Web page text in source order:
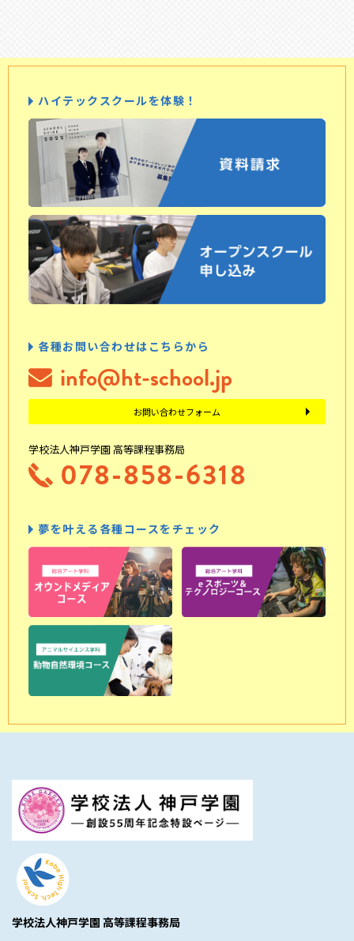
ハイテックスクールを体験！
各種お問い合わせはこちらから
info@ht-school.jp
お問い合わせフォーム
学校法人神戸学園 高等課程事務局
078-858-6318
夢を叶える各種コースをチェック
学校法人神戸学園 高等課程事務局